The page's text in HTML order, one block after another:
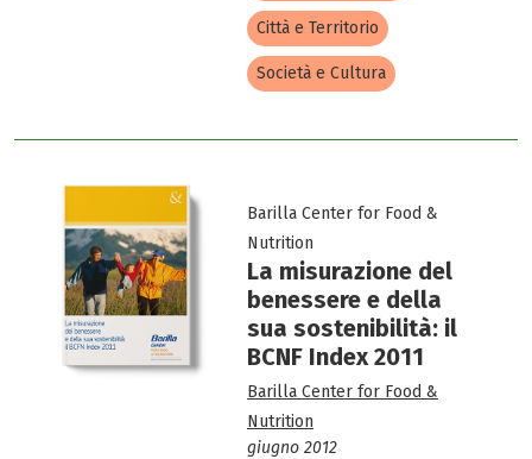
Città e Territorio
Società e Cultura
Barilla Center for Food &
Nutrition
La misurazione del
benessere e della
sua sostenibilità: il
BCNF Index 2011
Barilla Center for Food &
Nutrition
giugno 2012